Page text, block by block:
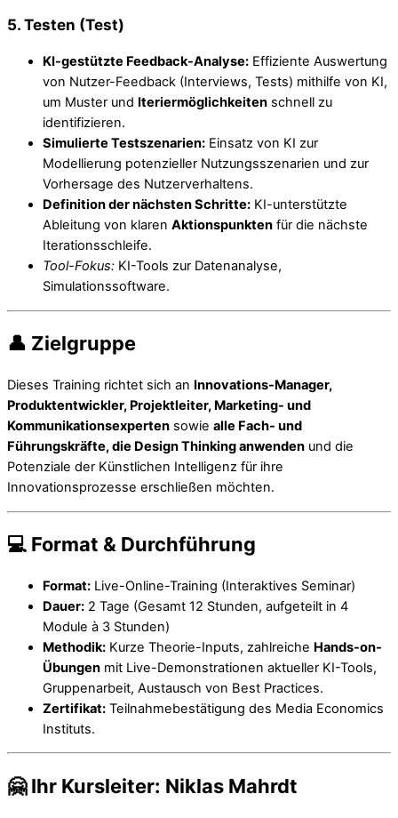
5. Testen (Test)
KI-gestützte Feedback-Analyse: Effiziente Auswertung
von Nutzer-Feedback (Interviews, Tests) mithilfe von KI,
um Muster und Iteriermöglichkeiten schnell zu
identifizieren.
Simulierte Testszenarien: Einsatz von KI zur
Modellierung potenzieller Nutzungsszenarien und zur
Vorhersage des Nutzerverhaltens.
Definition der nächsten Schritte: KI-unterstützte
Ableitung von klaren Aktionspunkten für die nächste
Iterationsschleife.
Tool-Fokus: KI-Tools zur Datenanalyse,
Simulationssoftware.
👤 Zielgruppe
Dieses Training richtet sich an Innovations-Manager,
Produktentwickler, Projektleiter, Marketing- und
Kommunikationsexperten sowie alle Fach- und
Führungskräfte, die Design Thinking anwenden und die
Potenziale der Künstlichen Intelligenz für ihre
Innovationsprozesse erschließen möchten.
💻 Format & Durchführung
Format: Live-Online-Training (Interaktives Seminar)
Dauer: 2 Tage (Gesamt 12 Stunden, aufgeteilt in 4
Module à 3 Stunden)
Methodik: Kurze Theorie-Inputs, zahlreiche Hands-on-
Übungen mit Live-Demonstrationen aktueller KI-Tools,
Gruppenarbeit, Austausch von Best Practices.
Zertifikat: Teilnahmebestätigung des Media Economics
Instituts.
🤗 Ihr Kursleiter: Niklas Mahrdt